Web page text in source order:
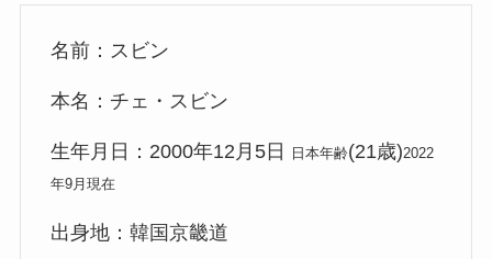
名前：スビン
本名：チェ・スビン
生年月日：2000年12月5日 日本年齢(21歳)2022
年9月現在
出身地：韓国京畿道